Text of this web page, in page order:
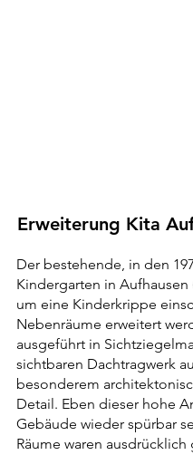
Erweiterung Kita
Der bestehende, in den
Kindergarten in
um eine Kinderkrippe
Nebenräume erweitert
ausgeführt in
sichtbaren Dachtragwerk
besonderem
Detail. Eben dieser hohe
Gebäude wieder spürbar
Räume waren ausdrücklich